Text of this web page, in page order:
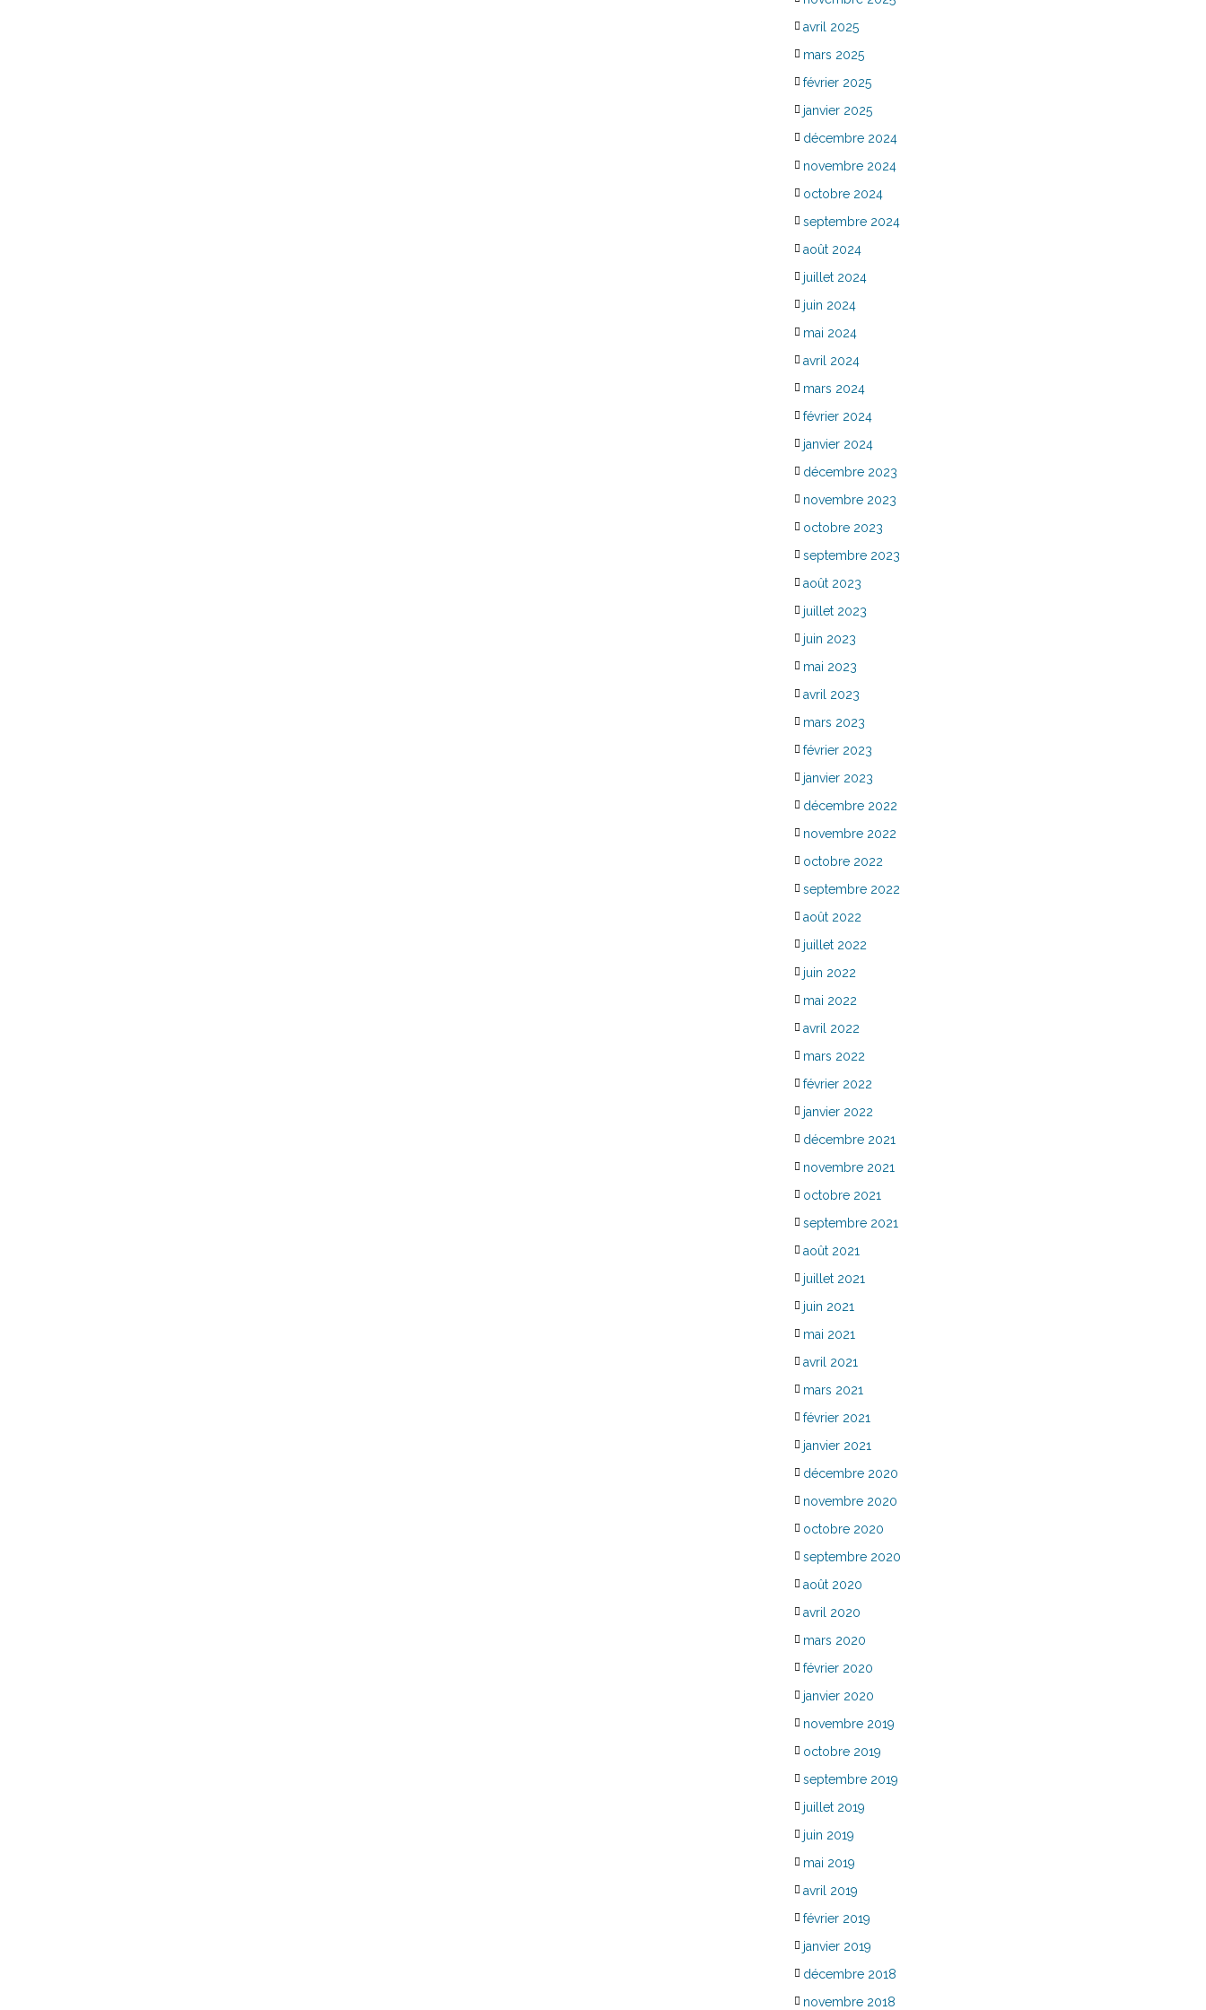
avril 2025
mars 2025
février 2025
janvier 2025
décembre 2024
novembre 2024
octobre 2024
septembre 2024
août 2024
juillet 2024
juin 2024
mai 2024
avril 2024
mars 2024
février 2024
janvier 2024
décembre 2023
novembre 2023
octobre 2023
septembre 2023
août 2023
juillet 2023
juin 2023
mai 2023
avril 2023
mars 2023
février 2023
janvier 2023
décembre 2022
novembre 2022
octobre 2022
septembre 2022
août 2022
juillet 2022
juin 2022
mai 2022
avril 2022
mars 2022
février 2022
janvier 2022
décembre 2021
novembre 2021
octobre 2021
septembre 2021
août 2021
juillet 2021
juin 2021
mai 2021
avril 2021
mars 2021
février 2021
janvier 2021
décembre 2020
novembre 2020
octobre 2020
septembre 2020
août 2020
avril 2020
mars 2020
février 2020
janvier 2020
novembre 2019
octobre 2019
septembre 2019
juillet 2019
juin 2019
mai 2019
avril 2019
février 2019
janvier 2019
décembre 2018
novembre 2018